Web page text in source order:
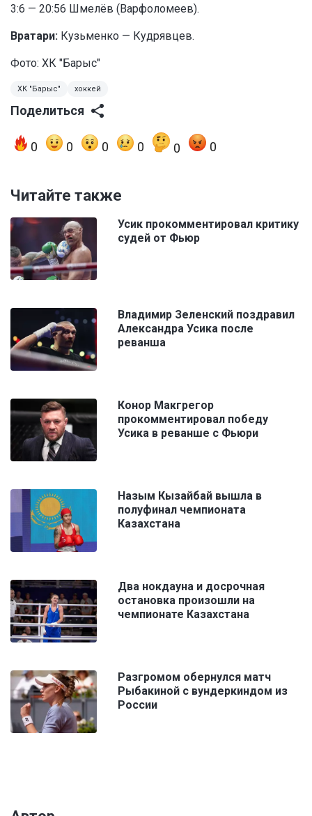
3:6 — 20:56 Шмелёв (Варфоломеев).
Вратари: Кузьменко — Кудрявцев.
Фото: ХК "Барыс"
ХК "Барыс" хоккей
Поделиться
0 0 0 0 0 0
Читайте также
Усик прокомментировал критику
судей от Фьюр
Владимир Зеленский поздравил
Александра Усика после
реванша
Конор Макгрегор
прокомментировал победу
Усика в реванше с Фьюри
Назым Кызайбай вышла в
полуфинал чемпионата
Казахстана
Два нокдауна и досрочная
остановка произошли на
чемпионате Казахстана
Разгромом обернулся матч
Рыбакиной с вундеркиндом из
России